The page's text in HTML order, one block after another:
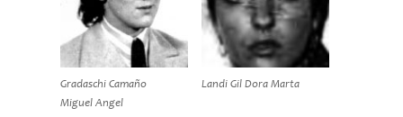
Gradaschi Camaño
Miguel Angel
Landi Gil Dora Marta